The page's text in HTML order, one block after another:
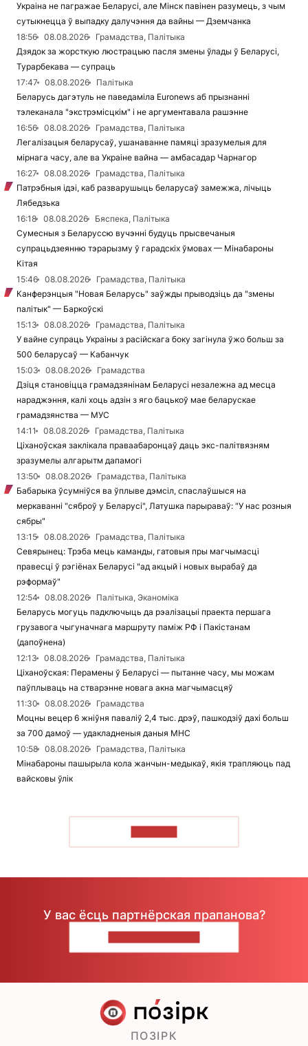
Украіна не пагражае Беларусі, але Мінск павінен разумець, з чым
сутыкнецца ў выпадку далучэння да вайны — Дземчанка
18:56
08.08.2026
Грамадства, Палітыка
Дзядок за жорсткую люстрацыю пасля змены ўлады ў Беларусі,
Турарбекава — супраць
17:47
08.08.2026
Палітыка
Беларусь дагэтуль не паведаміла Euronews аб прызнанні
тэлеканала "экстрэмісцкім" і не аргументавала рашэнне
16:56
08.08.2026
Грамадства, Палітыка
Легалізацыя беларусаў, ушанаванне памяці зразумелыя для
мірнага часу, але ва Украіне вайна — амбасадар Чарнагор
16:27
08.08.2026
Грамадства, Палітыка
Патрэбныя ідэі, каб разварушыць беларусаў замежжа, лічыць
Лябедзька
16:18
08.08.2026
Бяспека, Палітыка
Сумесныя з Беларуссю вучэнні будуць прысвечаныя
супрацьдзеянню тэрарызму ў гарадскіх ўмовах — Мінабароны
Кітая
15:46
08.08.2026
Грамадства, Палітыка
Канферэнцыя "Новая Беларусь" заўжды прыводзіць да "змены
палітык" — Баркоўскі
15:13
08.08.2026
Грамадства, Палітыка
У вайне супраць Украіны з расійскага боку загінула ўжо больш за
500 беларусаў — Кабанчук
15:03
08.08.2026
Грамадства
Дзіця становіцца грамадзянінам Беларусі незалежна ад месца
нараджэння, калі хоць адзін з яго бацькоў мае беларускае
грамадзянства — МУС
14:11
08.08.2026
Грамадства, Палітыка
Ціханоўская заклікала праваабаронцаў даць экс-палітвязням
зразумелы алгарытм дапамогі
13:50
08.08.2026
Грамадства, Палітыка
Бабарыка ўсумніўся ва ўплыве дэмсіл, спаслаўшыся на
меркаванні "сяброў у Беларусі", Латушка парыраваў: "У нас розныя
сябры"
13:15
08.08.2026
Грамадства, Палітыка
Севярынец: Трэба мець каманды, гатовыя пры магчымасці
правесці ў рэгіёнах Беларусі "ад акцый і новых вырабаў да
рэформаў"
12:54
08.08.2026
Палітыка, Эканоміка
Беларусь могуць падключыць да рэалізацыі праекта першага
грузавога чыгуначнага маршруту паміж РФ і Пакістанам
(дапоўнена)
12:13
08.08.2026
Грамадства, Палітыка
Ціханоўская: Перамены ў Беларусі — пытанне часу, мы можам
паўплываць на стварэнне новага акна магчымасцяў
11:30
08.08.2026
Грамадства
Моцны вецер 6 жніўня паваліў 2,4 тыс. дрэў, пашкодзіў дахі больш
за 700 дамоў — удакладненыя даныя МНС
10:58
08.08.2026
Грамадства, Палітыка
Мінабароны пашырыла кола жанчын-медыкаў, якія трапляюць пад
вайсковы ўлік
У вас ёсць партнёрская прапанова?
ПОЗІРК